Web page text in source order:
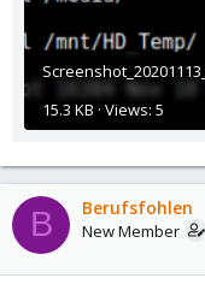
15.3 KB · Views: 5
B Berufsfohlen
New Member